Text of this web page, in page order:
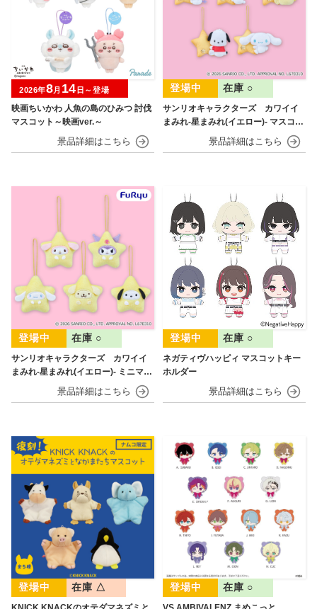
映画ちいかわ 人魚の島のひみつ 討伐
マスコット～映画ver.～
2026年8月 14 日～登場
サンリオキャラクターズ カワイイ
まみれ-星まみれ(イエロー)- マスコッ
在庫 ○
サンリオキャラクターズ カワイイ
まみれ-星まみれ(イエロー)- ミニマス
在庫 ○
ネガティヴハッピィ マスコットキー
ホルダー
在庫 ○
在庫 △ 在庫 ○